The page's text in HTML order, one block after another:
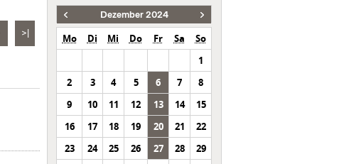
>|
Dezember 2024
Mo Di Mi Do Fr Sa
So
1
2
3 4 5 6 7
8
9
10 11 12 13 14
15
16
17 18 19 20 21
22
23
24 25 26 27 28
29